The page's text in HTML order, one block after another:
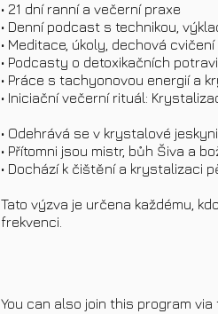
• 21 dní ranní a večerní praxe
• Denní podcast s technikou,
• Meditace, úkoly, dechová
• Podcasty o detoxikačních
• Práce s tachyonovou energií a
• Iniciační večerní rituál:
• Odehrává se v krystalové
• Přítomni jsou mistr, bůh Šiva a
• Dochází k čištění a krystalizaci
Tato výzva je určena každému,
frekvenci.
You can also join this program via